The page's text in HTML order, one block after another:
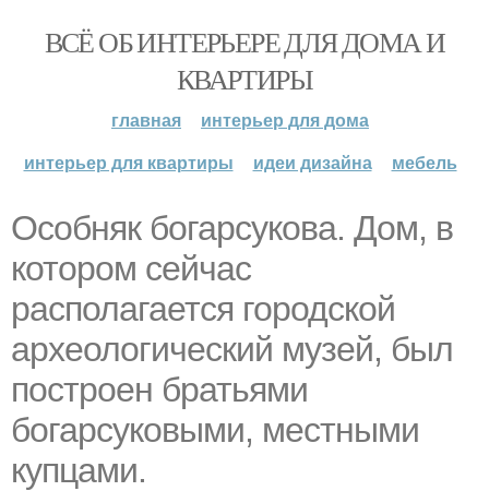
ВСЁ ОБ ИНТЕРЬЕРЕ ДЛЯ ДОМА И
КВАРТИРЫ
главная
интерьер для дома
интерьер для квартиры
идеи дизайна мебель
Особняк богарсукова. Дом, в
котором сейчас
располагается городской
археологический музей, был
построен братьями
богарсуковыми, местными
купцами.